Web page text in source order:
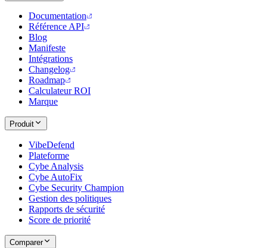
Documentation
Référence API
Blog
Manifeste
Intégrations
Changelog
Roadmap
Calculateur ROI
Marque
Produit
VibeDefend
Plateforme
Cybe Analysis
Cybe AutoFix
Cybe Security Champion
Gestion des politiques
Rapports de sécurité
Score de priorité
Comparer